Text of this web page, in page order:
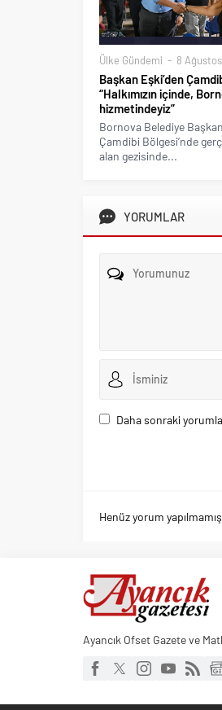
Ülke Gündemi 8
Başkan Eşki’den
“Halkımızın içinde,
hizmetindeyiz”
Bornova Belediye
Çamdibi Bölgesi’nde
alan gezisinde...
YORUMLAR
Daha sonraki
Henüz yorum
Ayancık Ofset Gazete ve